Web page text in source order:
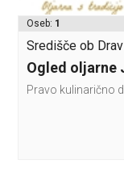
Oseb: 1
Središče ob
Ogled oljarne
Pravo kulinarično